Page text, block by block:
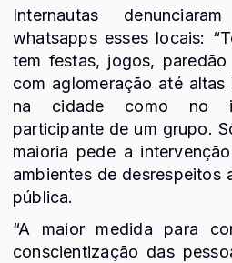
Internautas
whatsapps esses locais:
tem festas, jogos,
com aglomeração até
na cidade como no
participante de um grupo.
maioria pede a
ambientes de desrespeitos
pública.
“A maior medida para
conscientização das